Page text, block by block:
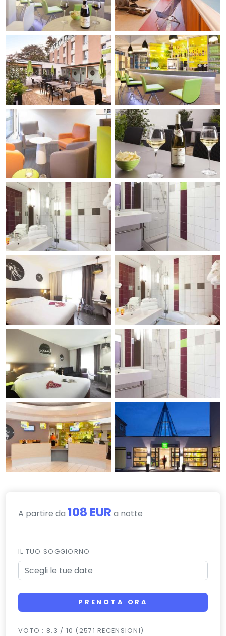
A partire da 108 EUR a notte
IL TUO SOGGIORNO
PRENOTA ORA
VOTO : 8.3 / 10 (2571 RECENSIONI)